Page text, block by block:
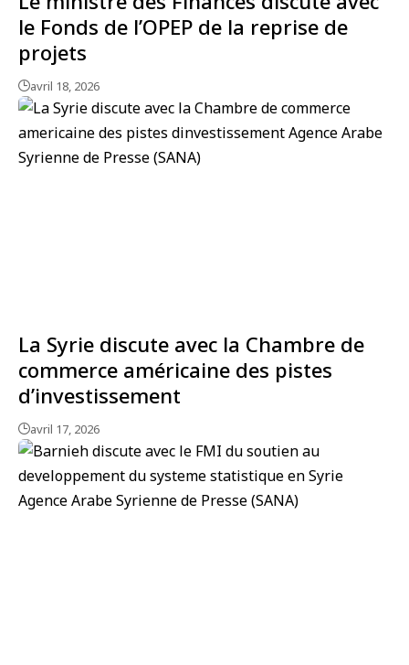
le Fonds de l’OPEP de la reprise de
projets
avril 18, 2026
La Syrie discute avec la Chambre de
commerce américaine des pistes
d’investissement
avril 17, 2026